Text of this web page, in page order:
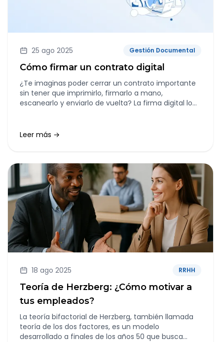
25 ago 2025 Gestión Documental
Cómo firmar un contrato digital
¿Te imaginas poder cerrar un contrato importante
sin tener que imprimirlo, firmarlo a mano,
escanearlo y enviarlo de vuelta? La firma digital lo
Leer más →
18 ago 2025 RRHH
Teoría de Herzberg: ¿Cómo motivar a
tus empleados?
La teoría bifactorial de Herzberg, también llamada
teoría de los dos factores, es un modelo
desarrollado a finales de los años 50 que busca